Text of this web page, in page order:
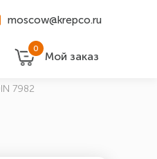
moscow@krepco.ru
0
Мой заказ
7982